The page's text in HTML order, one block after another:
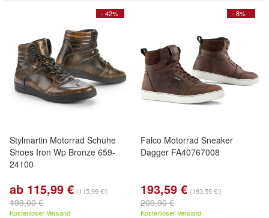
- 42%
Stylmartin Motorrad Schuhe
Shoes Iron Wp Bronze 659-
24100
ab 115,99 € (115,99 €/)
199,00 €
Kostenloser Versand
- 8%
Falco Motorrad Sneaker
Dagger FA40767008
193,59 € (193,59 €/)
209,90 €
Kostenloser Versand